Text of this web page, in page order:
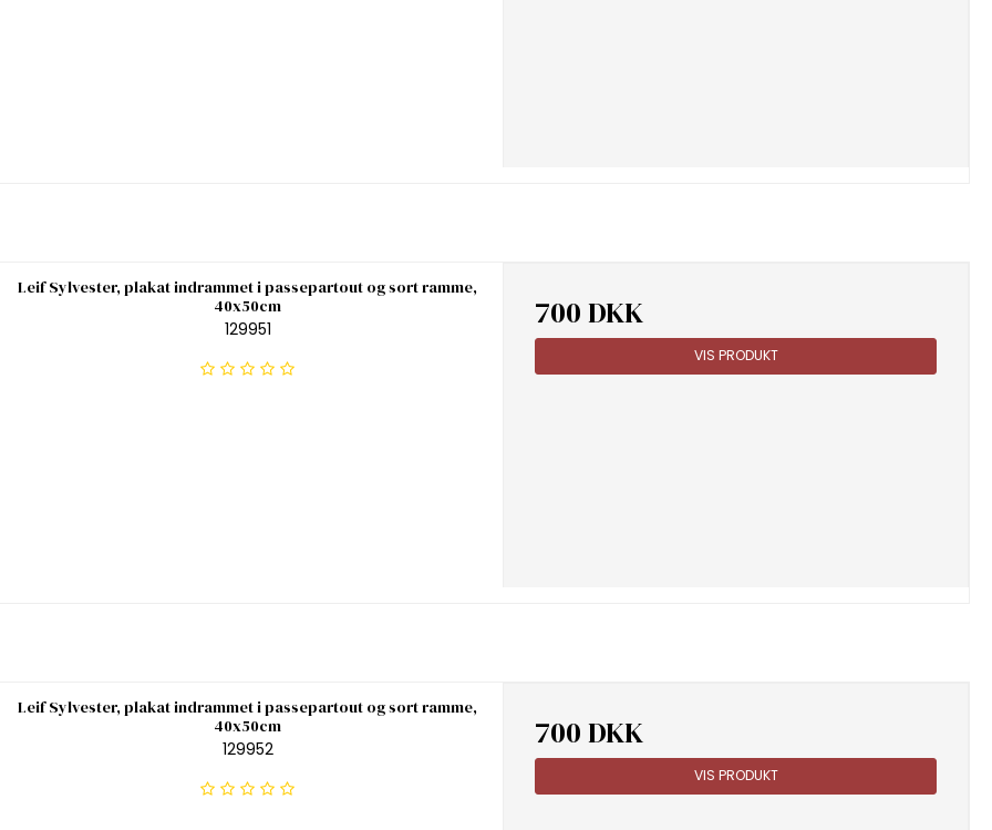
Leif Sylvester, plakat indrammet i passepartout og sort ramme,
40x50cm
129951
700 DKK
VIS PRODUKT
Leif Sylvester, plakat indrammet i passepartout og sort ramme,
40x50cm
129952
700 DKK
VIS PRODUKT